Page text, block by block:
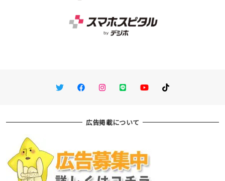
TwitterFacebookInstagram
LINE You TubeTikTok
広告掲載について